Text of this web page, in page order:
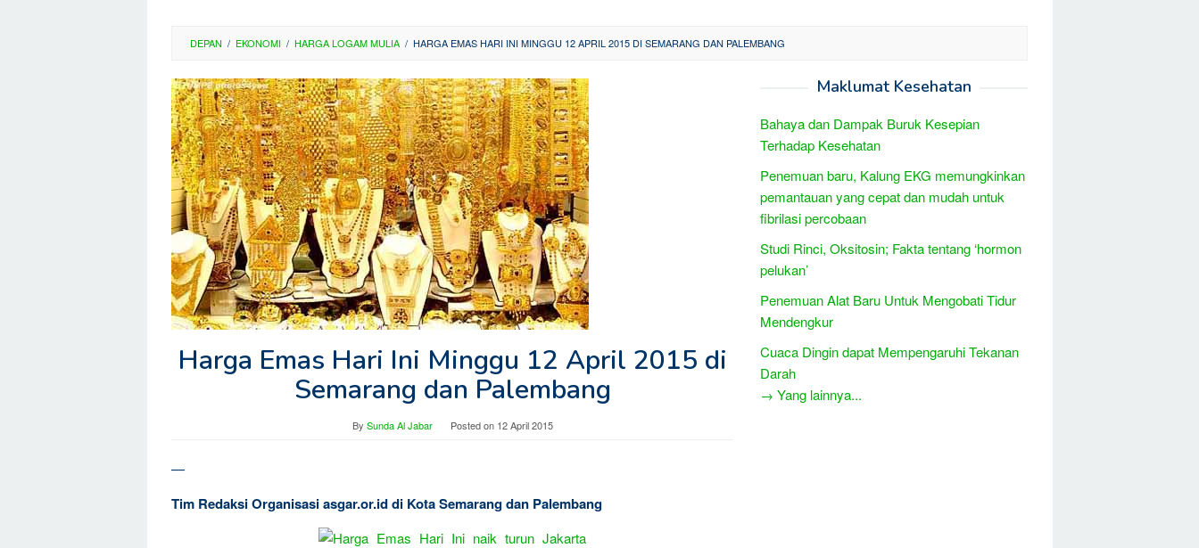
DEPAN / EKONOMI / HARGA LOGAM MULIA / HARGA EMAS HARI INI MINGGU 12 APRIL 2015 DI SEMARANG DAN PALEMBANG
Harga Emas Hari Ini Minggu 12 April 2015 di
Semarang dan Palembang
By Sunda Al Jabar Posted on 12 April 2015
—
Tim Redaksi Organisasi asgar.or.id di Kota Semarang dan Palembang
Maklumat Kesehatan
Bahaya dan Dampak Buruk Kesepian
Terhadap Kesehatan
Penemuan baru, Kalung EKG memungkinkan
pemantauan yang cepat dan mudah untuk
fibrilasi percobaan
Studi Rinci, Oksitosin; Fakta tentang ‘hormon
pelukan’
Penemuan Alat Baru Untuk Mengobati Tidur
Mendengkur
Cuaca Dingin dapat Mempengaruhi Tekanan
Darah
→ Yang lainnya...